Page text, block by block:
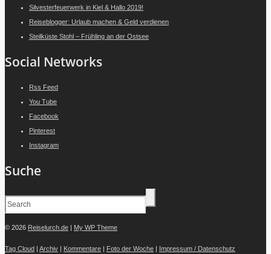
Silvesterfeuerwerk in Kiel & Hallo 2019!
Reiseblogger: Urlaub machen & Geld verdienen
Steilküste Stohl – Frühling an der Ostsee
Social Networks
Rss Feed
You Tube
Facebook
Pinterest
Instagram
Suche
© 2026 Reiselurch.de | My WP Theme
Tag Cloud | Archiv | Kommentare | Foto der Woche | Impressum / Datenschutz